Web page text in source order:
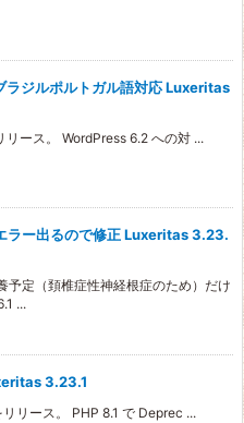
ラジルポルトガル語対応 Luxeritas
ース。 WordPress 6.2 への対 ...
ラー出るので修正 Luxeritas 3.23.
予定（頚椎症性神経根症のため）だけ
...
3.23.1
リース。 PHP 8.1 で Deprec ...